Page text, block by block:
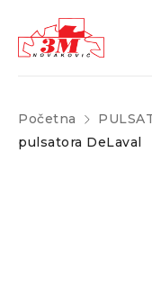
Početna
pulsatora DeLaval